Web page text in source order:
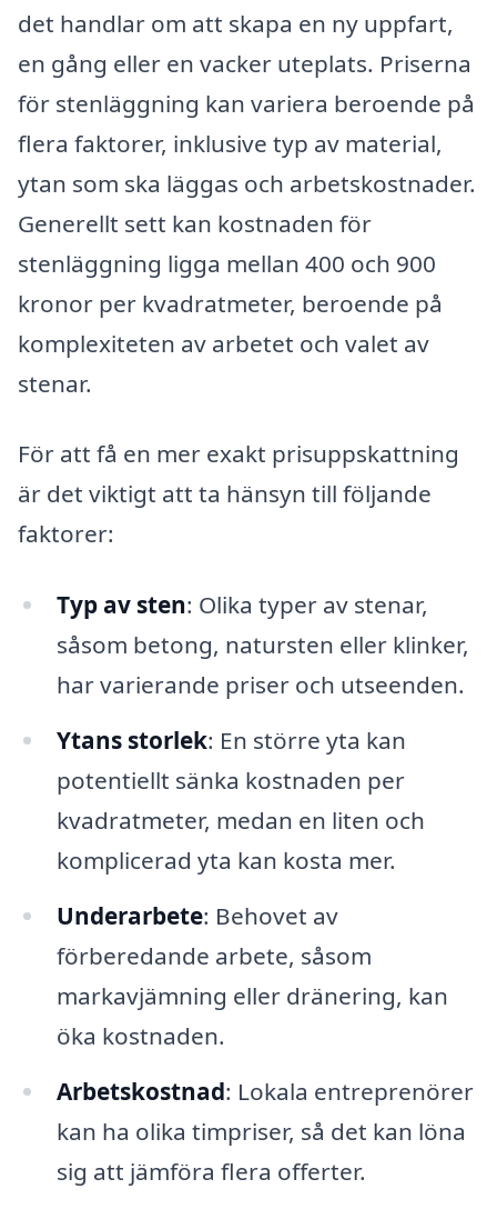
det handlar om att skapa en ny uppfart,
en gång eller en vacker uteplats. Priserna
för stenläggning kan variera beroende på
flera faktorer, inklusive typ av material,
ytan som ska läggas och arbetskostnader.
Generellt sett kan kostnaden för
stenläggning ligga mellan 400 och 900
kronor per kvadratmeter, beroende på
komplexiteten av arbetet och valet av
stenar.
För att få en mer exakt prisuppskattning
är det viktigt att ta hänsyn till följande
faktorer:
Typ av sten: Olika typer av stenar,
såsom betong, natursten eller klinker,
har varierande priser och utseenden.
Ytans storlek: En större yta kan
potentiellt sänka kostnaden per
kvadratmeter, medan en liten och
komplicerad yta kan kosta mer.
Underarbete: Behovet av
förberedande arbete, såsom
markavjämning eller dränering, kan
öka kostnaden.
Arbetskostnad: Lokala entreprenörer
kan ha olika timpriser, så det kan löna
sig att jämföra flera offerter.